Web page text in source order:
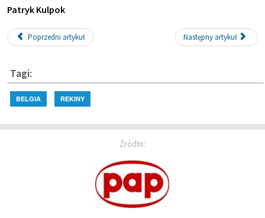
Patryk Kulpok
Poprzedni artykuł Następny artykuł
Tagi:
BELGIA REKINY
Źródło: